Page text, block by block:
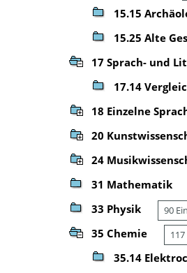
15.15
15.25 Alte
17 Sprach- und
17.14
18 Einzelne
20
24
31 Mathematik
33 Physik 90
35 Chemie
35.14